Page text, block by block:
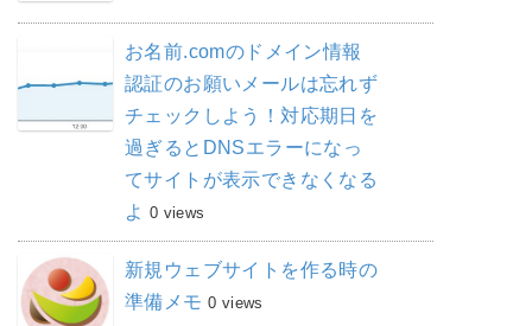
お名前.comのドメイン情報
認証のお願いメールは忘れず
チェックしよう！対応期日を
過ぎるとDNSエラーになっ
てサイトが表示できなくなる
よ 0 views
新規ウェブサイトを作る時の
準備メモ 0 views